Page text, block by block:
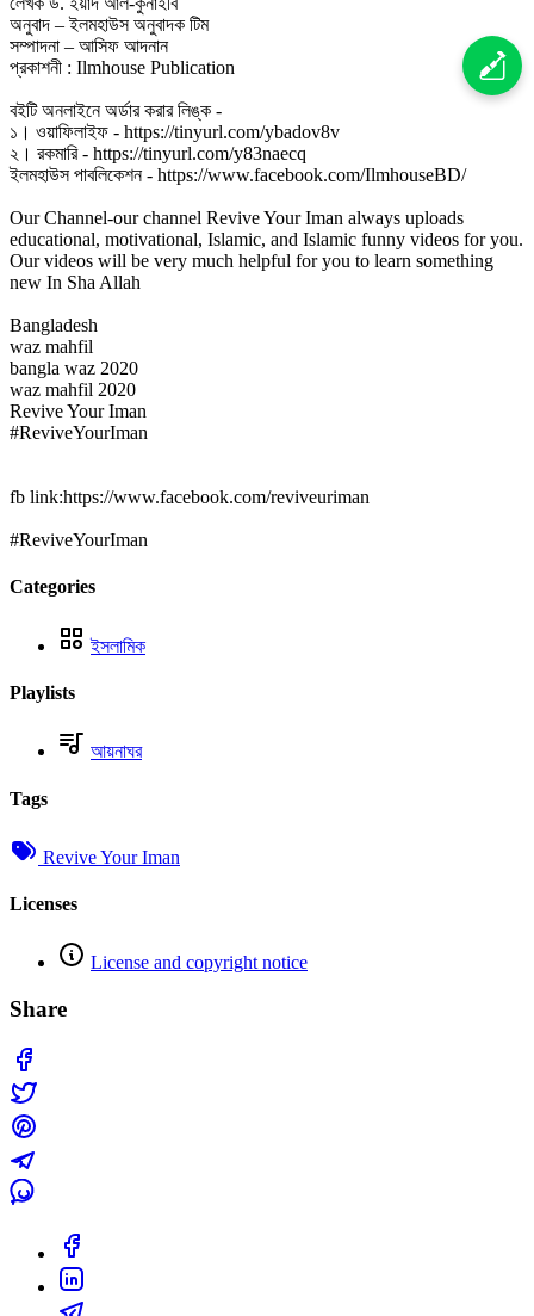
অনুবাদ – ইলমহাউস অনুবাদক টিম
সম্পাদনা – আসিফ আদনান
প্রকাশনী : Ilmhouse Publication
বইটি অনলাইনে অর্ডার করার লিঙ্ক -
১। ওয়াফিলাইফ - https://tinyurl.com/ybadov8v
২। রকমারি - https://tinyurl.com/y83naecq
ইলমহাউস পাবলিকেশন - https://www.facebook.com/IlmhouseBD/
Our Channel-our channel Revive Your Iman always uploads
educational, motivational, Islamic, and Islamic funny videos for you.
Our videos will be very much helpful for you to learn something
new In Sha Allah
Bangladesh
waz mahfil
bangla waz 2020
waz mahfil 2020
Revive Your Iman
#ReviveYourIman
fb link:https://www.facebook.com/reviveuriman
#ReviveYourIman
Categories
ইসলামিক
Playlists
আয়নাঘর
Tags
Revive Your Iman
Licenses
License and copyright notice
Share